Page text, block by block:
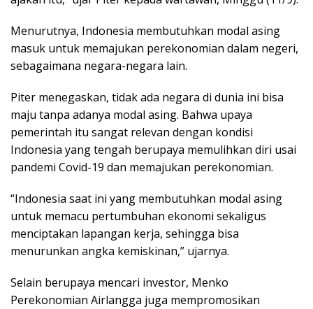
Menurutnya, Indonesia membutuhkan modal asing
masuk untuk memajukan perekonomian dalam negeri,
sebagaimana negara-negara lain.
Piter menegaskan, tidak ada negara di dunia ini bisa
maju tanpa adanya modal asing. Bahwa upaya
pemerintah itu sangat relevan dengan kondisi
Indonesia yang tengah berupaya memulihkan diri usai
pandemi Covid-19 dan memajukan perekonomian.
“Indonesia saat ini yang membutuhkan modal asing
untuk memacu pertumbuhan ekonomi sekaligus
menciptakan lapangan kerja, sehingga bisa
menurunkan angka kemiskinan,” ujarnya.
Selain berupaya mencari investor, Menko
Perekonomian Airlangga juga mempromosikan